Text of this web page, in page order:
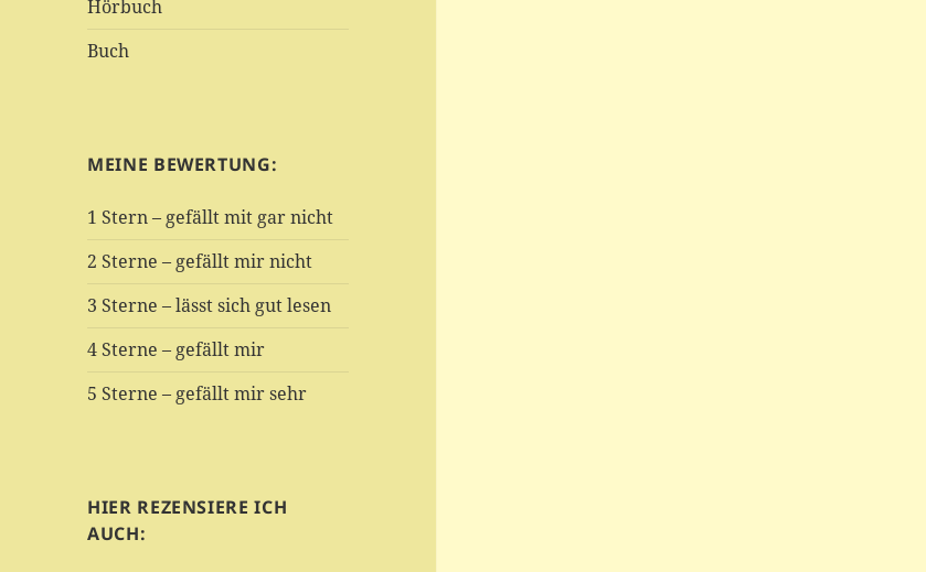
Hörbuch
Buch
MEINE BEWERTUNG:
1 Stern – gefällt mit gar nicht
2 Sterne – gefällt mir nicht
3 Sterne – lässt sich gut lesen
4 Sterne – gefällt mir
5 Sterne – gefällt mir sehr
HIER REZENSIERE ICH
AUCH: